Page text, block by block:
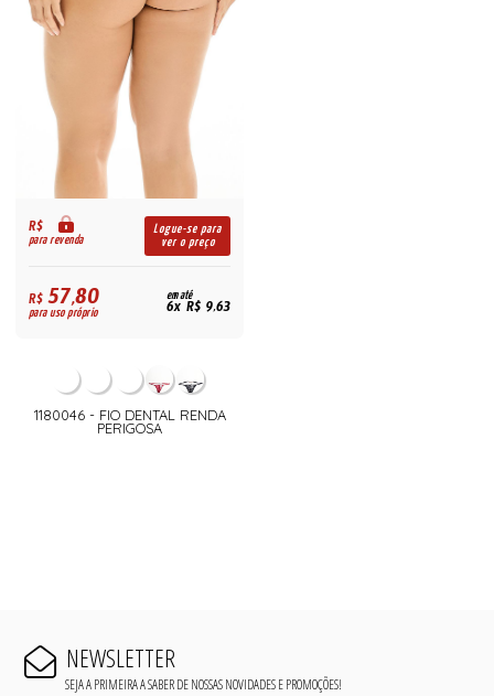
R$
para revenda
Logue-se para
ver o preço
R$57,80
para uso próprio
em até
6x R$ 9,63
1180046 - FIO DENTAL RENDA
PERIGOSA
NEWSLETTER
SEJA A PRIMEIRA A SABER DE NOSSAS NOVIDADES E PROMOÇÕES!